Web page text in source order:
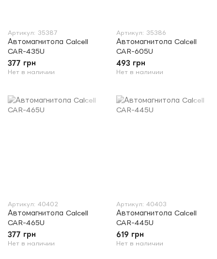
Артикул: 35387
Автомагнитола Calcell
CAR-435U
377 грн
Нет в наличии
Артикул: 35386
Автомагнитола Calcell
CAR-605U
493 грн
Нет в наличии
Артикул: 40402
Автомагнитола Calcell
CAR-465U
377 грн
Нет в наличии
Артикул: 40403
Автомагнитола Calcell
CAR-445U
619 грн
Нет в наличии